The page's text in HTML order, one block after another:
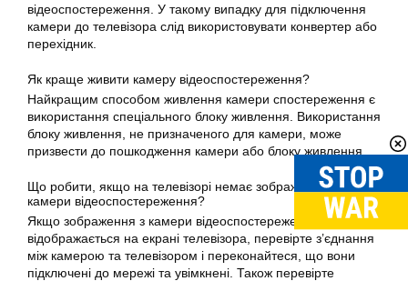
відеоспостереження. У такому випадку для підключення
камери до телевізора слід використовувати конвертер або
перехідник.
Як краще живити камеру відеоспостереження?
Найкращим способом живлення камери спостереження є
використання спеціального блоку живлення. Використання
блоку живлення, не призначеного для камери, може
призвести до пошкодження камери або блоку живлення.
Що робити, якщо на телевізорі немає зображення з
камери відеоспостереження?
Якщо зображення з камери відеоспостереження не
відображається на екрані телевізора, перевірте з’єднання
між камерою та телевізором і переконайтеся, що вони
підключені до мережі та увімкнені. Також перевірте